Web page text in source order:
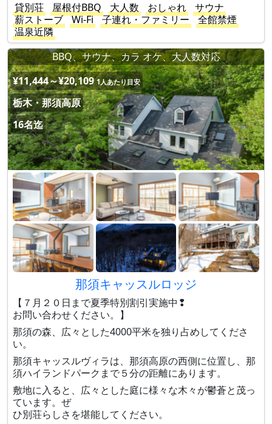
貸別荘
屋根付BBQ 大人数 おしゃれ
サウナ
薪ストーブ
Wi-Fi 子連れ・ファミリー
全館禁煙
温泉近隣
BBQ、サウナ、カラ オケ、大人数対応
¥11,444～¥20,109 1人あたり目安
栃木・那須高原
16名迄
那須キャッスルロッジ
【７月２０日まで夏季特別割引実施中❢
お問い合わせください。】
那須の森、広々とした4000平米を独り占めしてくださ
い。
那須キャッスルヴィラは、那須高原の西側に位置し、那
須ハイランドパークまで５分の距離にあります。
敷地に入ると、広々とした庭に様々な木々が鬱蒼と茂っ
ています。ぜ
ひ別荘らしさを堪能してください。